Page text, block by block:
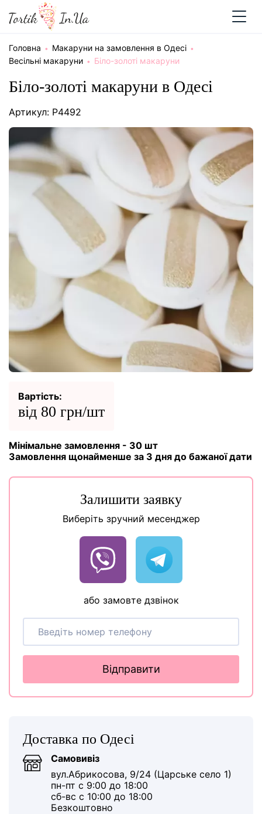
Головна
Макаруни на замовлення в Одесі
Весільні макаруни
Біло-золоті макаруни
Біло-золоті макаруни в Одесі
Артикул: P4492
Вартість:
від 80 грн/шт
Мінімальне замовлення - 30 шт
Замовлення щонайменше за 3 дня до бажаної дати
Залишити заявку
Виберіть зручний месенджер
або замовте дзвінок
Відправити
Доставка по Одесі
Самовивіз
вул.Абрикосова, 9/24 (Царське село 1)
пн-пт с 9:00 до 18:00
сб-вс с 10:00 до 18:00
Безкоштовно